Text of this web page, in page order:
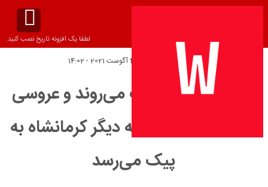
لطفا یک افزونه تاریخ نصب کنید.
تاریخ انتشار:
مردم هنوز مسافرت می‌روند و عروسی
می‌گیرند!/ تا 2 هفته دیگر کرمانشاه به
پیک می‌رسد